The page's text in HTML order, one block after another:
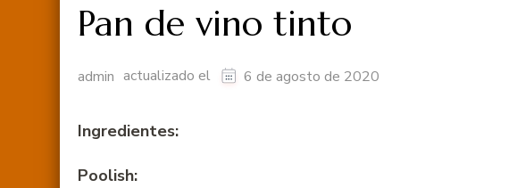
Pan de vino tinto
admin actualizado el 6 de agosto de 2020
Ingredientes:
Poolish: